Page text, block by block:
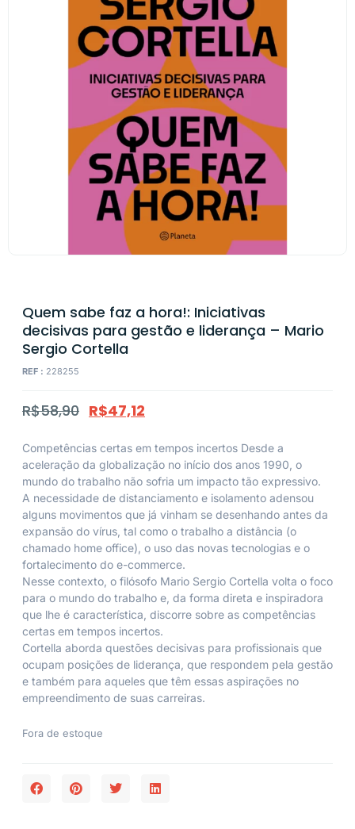
Quem sabe faz a hora!: Iniciativas
decisivas para gestão e liderança – Mario
Sergio Cortella
REF : 228255
R$58,90 R$47,12
Competências certas em tempos incertos Desde a
aceleração da globalização no início dos anos 1990, o
mundo do trabalho não sofria um impacto tão expressivo.
A necessidade de distanciamento e isolamento adensou
alguns movimentos que já vinham se desenhando antes da
expansão do vírus, tal como o trabalho a distância (o
chamado home office), o uso das novas tecnologias e o
fortalecimento do e-commerce.
Nesse contexto, o filósofo Mario Sergio Cortella volta o foco
para o mundo do trabalho e, da forma direta e inspiradora
que lhe é característica, discorre sobre as competências
certas em tempos incertos.
Cortella aborda questões decisivas para profissionais que
ocupam posições de liderança, que respondem pela gestão
e também para aqueles que têm essas aspirações no
empreendimento de suas carreiras.
Fora de estoque